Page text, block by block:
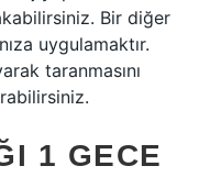
Bir diğer
uygulamaktır.
taranmasını
1 GECE